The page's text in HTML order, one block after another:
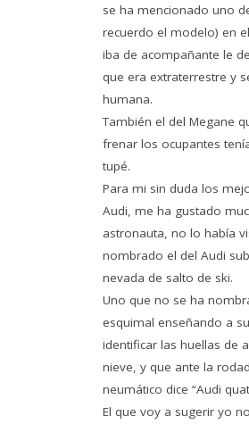
se ha mencionado uno
recuerdo el modelo) en
iba de acompañante le
que era extraterrestre y
humana.
También el del Megane
frenar los ocupantes
tupé.
Para mi sin duda los
Audi, me ha gustado
astronauta, no lo había
nombrado el del Audi
nevada de salto de ski.
Uno que no se ha
esquimal enseñando a
identificar las huellas de
nieve, y que ante la
neumático dice “Audi
El que voy a sugerir yo